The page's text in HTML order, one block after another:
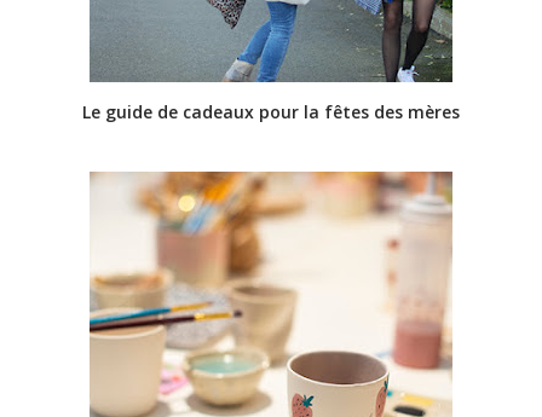
Le guide de cadeaux pour la fêtes des mères